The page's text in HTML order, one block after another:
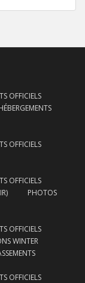
OFFICIELS
OFFICIELS
OFFICIELS
PHOTOS
OFFICIELS
WINTER
OFFICIELS